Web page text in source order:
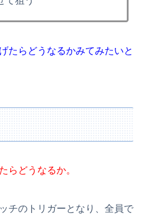
たらどうなるかみてみたいと
らどうなるか。
チのトリガーとなり、全員で